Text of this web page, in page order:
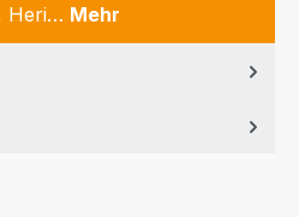
Heri… Mehr